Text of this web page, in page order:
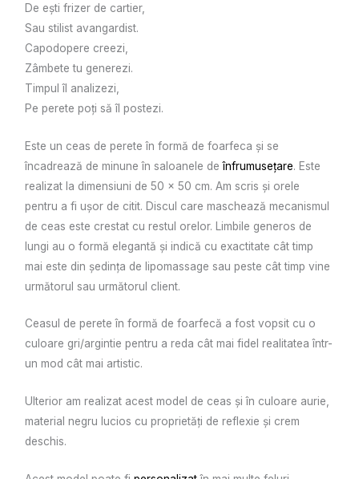
De ești frizer de cartier,
Sau stilist avangardist.
Capodopere creezi,
Zâmbete tu generezi.
Timpul îl analizezi,
Pe perete poți să îl postezi.
Este un ceas de perete în formă de foarfeca și se
încadrează de minune în saloanele deînfrumusețare. Este
realizat la dimensiuni de 50 x 50 cm. Am scris și orele
pentru a fi ușor de citit. Discul care maschează mecanismul
de ceas este crestat cu restul orelor. Limbile generos de
lungi au o formă elegantă și indică cu exactitate cât timp
mai este din ședința de lipomassage sau peste cât timp vine
următorul sau următorul client.
Ceasul de perete în formă de foarfecă a fost vopsit cu o
culoare gri/argintie pentru a reda cât mai fidel realitatea într-
un mod cât mai artistic.
Ulterior am realizat acest model de ceas și în culoare aurie,
material negru lucios cu proprietăți de reflexie și crem
deschis.